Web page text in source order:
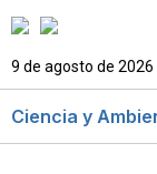
9 de agosto de 2026
Ciencia y